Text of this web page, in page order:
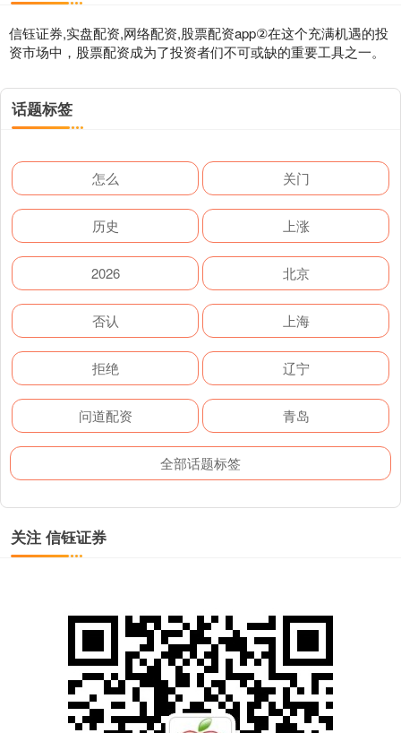
信钰证券,实盘配资,网络配资,股票配资app②在这个充满机遇的投
资市场中，股票配资成为了投资者们不可或缺的重要工具之一。
话题标签
怎么 关门
历史 上涨
2026 北京
否认 上海
拒绝 辽宁
问道配资 青岛
全部话题标签
关注 信钰证券